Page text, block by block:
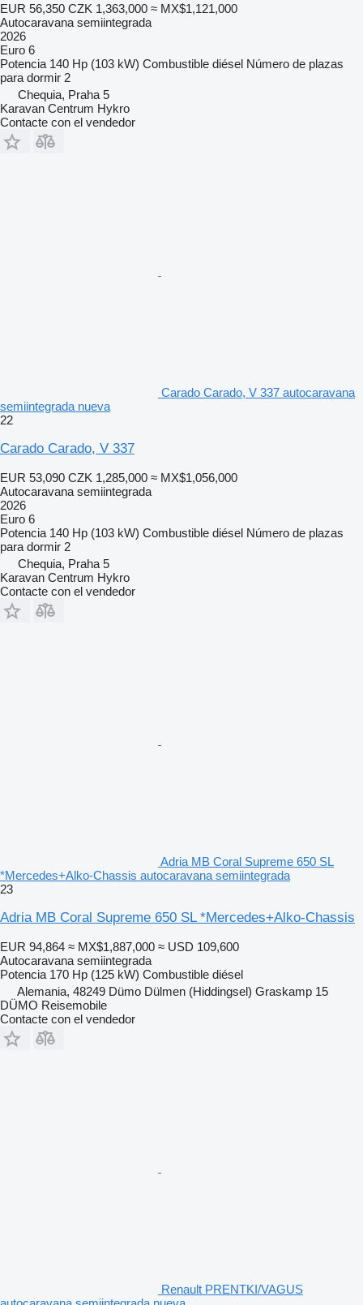
EUR 56,350 CZK 1,363,000 ≈ MX$1,121,000
Autocaravana semiintegrada
2026
Euro 6
Potencia 140 Hp (103 kW) Combustible diésel Número de plazas
para dormir 2
Chequia, Praha 5
Karavan Centrum Hykro
Contacte con el vendedor
Carado Carado, V 337 autocaravana
semiintegrada nueva
22
Carado Carado, V 337
EUR 53,090 CZK 1,285,000 ≈ MX$1,056,000
Autocaravana semiintegrada
2026
Euro 6
Potencia 140 Hp (103 kW) Combustible diésel Número de plazas
para dormir 2
Chequia, Praha 5
Karavan Centrum Hykro
Contacte con el vendedor
Adria MB Coral Supreme 650 SL
*Mercedes+Alko-Chassis autocaravana semiintegrada
23
Adria MB Coral Supreme 650 SL *Mercedes+Alko-Chassis
EUR 94,864 ≈ MX$1,887,000 ≈ USD 109,600
Autocaravana semiintegrada
Potencia 170 Hp (125 kW) Combustible diésel
Alemania, 48249 Dümo Dülmen (Hiddingsel) Graskamp 15
DÜMO Reisemobile
Contacte con el vendedor
Renault PRENTKI/VAGUS